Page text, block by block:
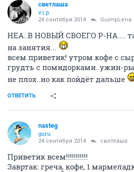
светлаша
v.i.p.
24 сентября 2014 GuimpLena
НЕА..В НОВЫЙ СВОЕГО Р-НА....
на занятия...
всем приветик! утром кофе с
грудть с помидорками..ужин-
не плох..но как пойдёт дальше
ОТВЕТИТЬ
nasteg
guru
24 сентября 2014 светлаша
Приветик всем!!!!!!!!!!!
Завртак: греча, кофе, 1